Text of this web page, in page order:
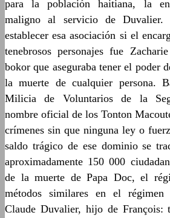
para la población haitiana, la
maligno al servicio de
establecer esa asociación si el
tenebrosos personajes fue
bokor que aseguraba tener el poder
la muerte de cualquier persona.
Milicia de Voluntarios de la
nombre oficial de los Tonton
crímenes sin que ninguna ley o
saldo trágico de ese dominio se
aproximadamente 150 000
de la muerte de Papa Doc, el
métodos similares en el
Claude Duvalier, hijo de François: